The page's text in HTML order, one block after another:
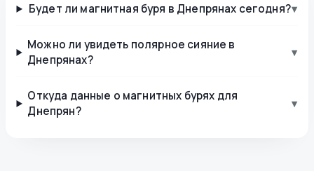
Будет ли магнитная буря в Днепрянах сегодня?▾
Можно ли увидеть полярное сияние в
Днепрянах?
▾
Откуда данные о магнитных бурях для
Днепрян?
▾